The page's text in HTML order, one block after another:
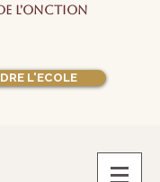
l'onction
L'ECOLE